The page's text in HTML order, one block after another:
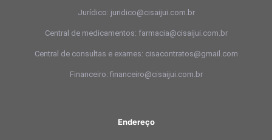
Jurídico: juridico@cisaijui.com.br
Central de medicamentos: farmacia@cisaijui.com.br
Central de consultas e exames: cisacontratos@gmail.com
Financeiro: financeiro@cisaijui.com.br
Endereço